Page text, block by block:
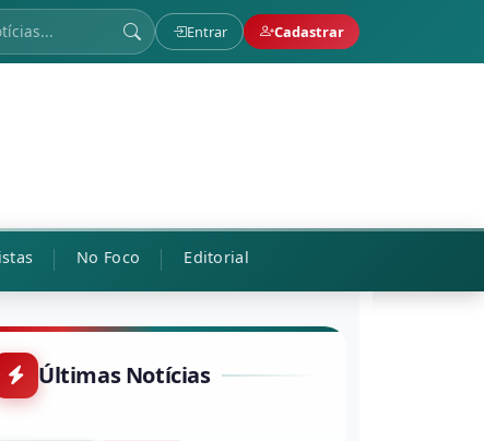
Entrar Cadastrar
No Foco Editorial
Últimas Notícias